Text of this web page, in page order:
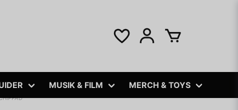
MUSIK & FILM MERCH & TOYS